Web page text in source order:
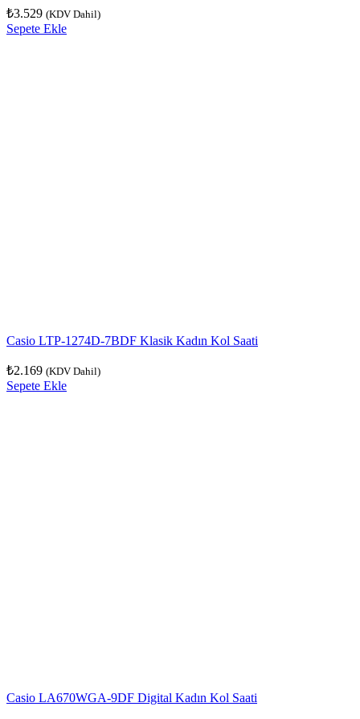
₺3.529 (KDV Dahil)
Sepete Ekle
Casio LTP-1274D-7BDF Klasik Kadın Kol Saati
₺2.169 (KDV Dahil)
Sepete Ekle
Casio LA670WGA-9DF Digital Kadın Kol Saati